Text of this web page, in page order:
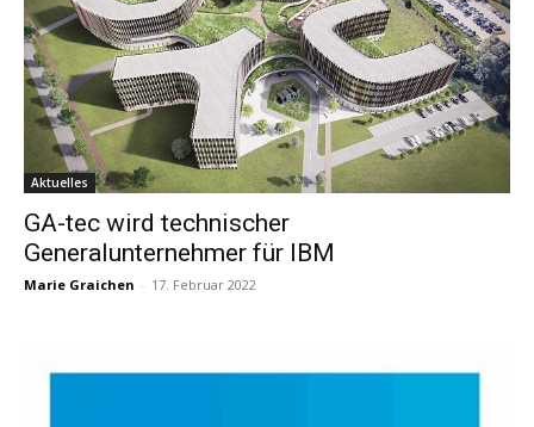
Aktuelles
GA-tec wird technischer
Generalunternehmer für IBM
Marie Graichen - 17. Februar 2022